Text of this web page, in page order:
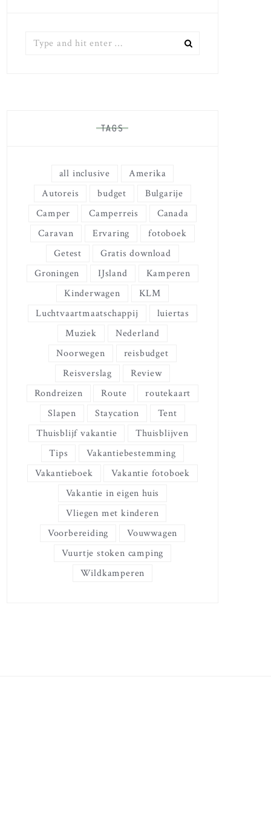
TAGS
all inclusive
Amerika
Autoreis
budget
Bulgarije
Camper
Camperreis
Canada
Caravan
Ervaring
fotoboek
Getest
Gratis download
Groningen
IJsland
Kamperen
Kinderwagen
KLM
Luchtvaartmaatschappij
luiertas
Muziek
Nederland
Noorwegen
reisbudget
Reisverslag
Review
Rondreizen
Route
routekaart
Slapen
Staycation
Tent
Thuisblijf vakantie
Thuisblijven
Tips
Vakantiebestemming
Vakantieboek
Vakantie fotoboek
Vakantie in eigen huis
Vliegen met kinderen
Voorbereiding
Vouwwagen
Vuurtje stoken camping
Wildkamperen